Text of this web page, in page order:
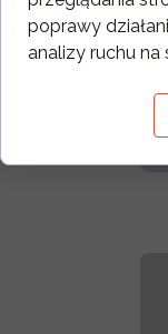
poprawy
analizy ruchu na